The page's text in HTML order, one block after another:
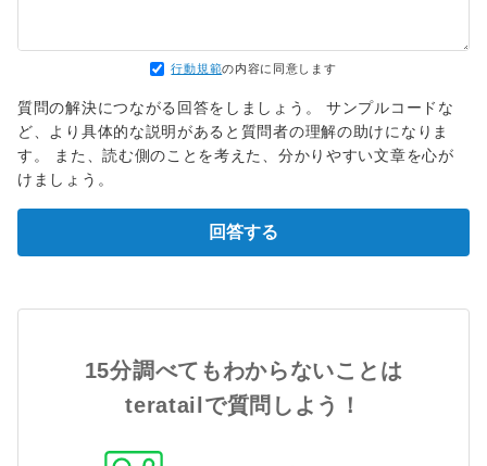
行動規範の内容に同意します
質問の解決につながる回答をしましょう。 サンプルコードな
ど、より具体的な説明があると質問者の理解の助けになりま
す。 また、読む側のことを考えた、分かりやすい文章を心が
けましょう。
回答する
15分調べてもわからないことは
teratailで質問しよう！